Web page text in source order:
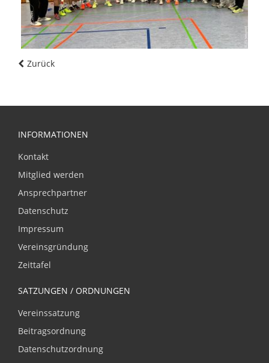
Zurück
INFORMATIONEN
Kontakt
Mitglied werden
Ansprechpartner
Datenschutz
Impressum
Vereinsgründung
Zeittafel
SATZUNGEN / ORDNUNGEN
Vereinssatzung
Beitragsordnung
Datenschutzordnung